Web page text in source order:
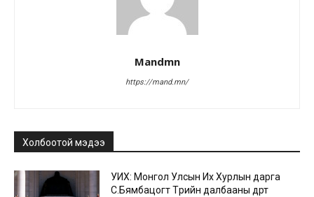
Mandmn
https://mand.mn/
Холбоотой мэдээ
УИХ: Монгол Улсын Их Хурлын дарга
С.Бямбацогт Төрийн далбааны өдөрт